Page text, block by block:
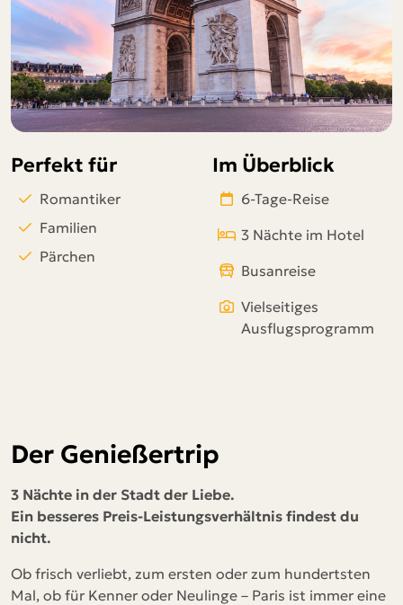
Perfekt für
Romantiker
Familien
Pärchen
Im Überblick
6-Tage-Reise
3 Nächte im Hotel
Busanreise
Vielseitiges
Ausflugsprogramm
Der Genießertrip
3 Nächte in der Stadt der Liebe.
Ein besseres Preis-Leistungsverhältnis findest du
nicht.
Ob frisch verliebt, zum ersten oder zum hundertsten
Mal, ob für Kenner oder Neulinge – Paris ist immer eine
Telegram
per E-Mail senden